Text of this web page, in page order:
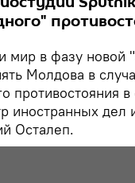
мир в фазу
Молдова в
противостояния
иностранных дел
Осталеп.